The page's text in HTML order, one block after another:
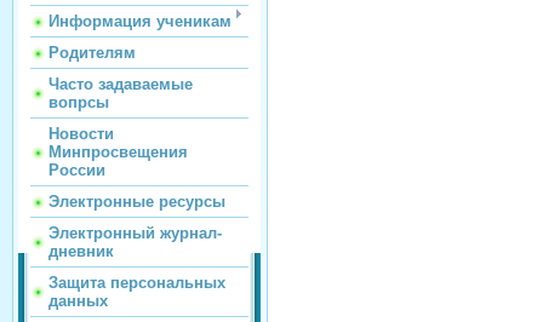
Информация ученикам
Родителям
Часто задаваемые
вопрсы
Новости
Минпросвещения
России
Электронные ресурсы
Электронный журнал-
дневник
Защита персональных
данных